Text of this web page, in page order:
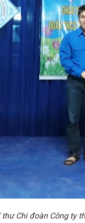
thư Chi đoàn Công ty